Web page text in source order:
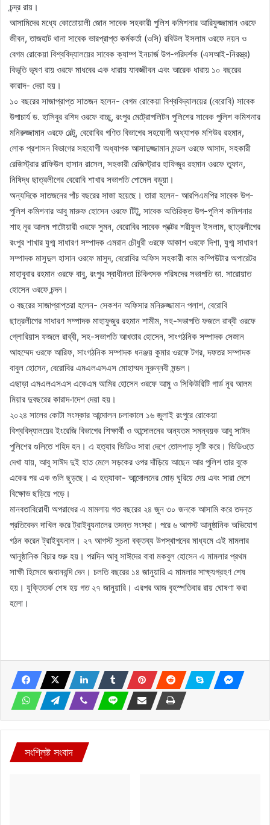
চন্দ্র রায়।
আসামিদের মধ্যে কোতোয়ালী জোন সাবেক সহকারী পুলিশ কমিশনার আরিফুজ্জামান ওরফে
জীবন, তাজহাট থানা সাবেক ভারপ্রাপ্ত কর্মকর্তা (ওসি) রবিউল ইসলাম ওরফে নয়ন ও
বেগম রোকেয়া বিশ্ববিদ্যালয়ের সাবেক ক্যাম্প ইনচার্জ উপ-পরিদর্শক (এসআই-নিরস্ত্র)
বিভূতি ভূষণ রায় ওরফে মাধবের এক ধারায় যাবজ্জীবন এবং আরেক ধারায় ১০ বছরের
কারাদ- দেয়া হয়।
১০ বছরের সাজাপ্রাপ্ত সাতজন হলেন- বেগম রোকেয়া বিশ্ববিদ্যালয়ের (বেরোবি) সাবেক
উপাচার্য ড. হাসিবুর রশিদ ওরফে বাচ্চু, রংপুর মেট্রোপলিটন পুলিশের সাবেক পুলিশ কমিশনার
মনিরুজ্জামান ওরফে বেল্টু, বেরোবির গণিত বিভাগের সহযোগী অধ্যাপক মশিউর রহমান,
লোক প্রশাসন বিভাগের সহযোগী অধ্যাপক আসাদুজ্জামান মন্ডল ওরফে আসাদ, সহকারী
রেজিস্ট্রার রাফিউল হাসান রাসেল, সহকারী রেজিস্ট্রার হাফিজুর রহমান ওরফে তুফান,
নিষিদ্ধ ছাত্রলীগের বেরোবি শাখার সভাপতি পোমেল বড়ুয়া।
অন্যদিকে সাতজনের পাঁচ বছরের সাজা হয়েছে। তারা হলেন- আরপিএমপির সাবেক উপ-
পুলিশ কমিশনার আবু মারুফ হোসেন ওরফে টিটু, সাবেক অতিরিক্ত উপ-পুলিশ কমিশনার
শাহ নূর আলম পাটোয়ারী ওরফে সুমন, বেরোবির সাবেক প্রক্টর শরীফুল ইসলাম, ছাত্রলীগের
রংপুর শাখার যুগ্ম সাধারণ সম্পাদক এমরান চৌধুরী ওরফে আকাশ ওরফে দিশা, যুগ্ম সাধারণ
সম্পাদক মাসুদুল হাসান ওরফে মাসুদ, বেরোবির অফিস সহকারী কাম কম্পিউটার অপারেটর
মাহাবুবার রহমান ওরফে বাবু, রংপুর স্বাধীনতা চিকিৎসক পরিষদের সভাপতি ডা. সারোয়াত
হোসেন ওরফে চন্দন।
৩ বছরের সাজাপ্রাপ্তরা হলেন- সেকশন অফিসার মনিরুজ্জামান পলাশ, বেরোবি
ছাত্রলীগের সাধারণ সম্পাদক মাহাফুজুর রহমান শামীম, সহ-সভাপতি ফজলে রাব্বী ওরফে
গ্লোরিয়াস ফজলে রাব্বী, সহ-সভাপতি আখতার হোসেন, সাংগঠনিক সম্পাদক সেজান
আহম্মেদ ওরফে আরিফ, সাংগঠনিক সম্পাদক ধনঞ্জয় কুমার ওরফে টগর, দফতর সম্পাদক
বাবুল হোসেন, বেরোবির এমএলএসএস মোহাম্মদ নুরুন্নবী মন্ডল।
এছাড়া এমএলএসএস একেএম আমির হোসেন ওরফে আমু ও সিকিউরিটি গার্ড নূর আলম
মিয়ার দুবছরের কারাদ-াদেশ দেয়া হয়।
২০২৪ সালের কোটা সংস্কার আন্দোলন চলাকালে ১৬ জুলাই রংপুরে রোকেয়া
বিশ্ববিদ্যালয়ের ইংরেজি বিভাগের শিক্ষার্থী ও আন্দোলনের অন্যতম সমন্বয়ক আবু সাঈদ
পুলিশের গুলিতে শহিদ হন। এ হত্যার ভিডিও সারা দেশে তোলপাড় সৃষ্টি করে। ভিডিওতে
দেখা যায়, আবু সাঈদ দুই হাত মেলে সড়কের ওপর দাঁড়িয়ে আছেন আর পুলিশ তার বুকে
একের পর এক গুলি ছুড়ছে। এ হত্যাকা- আন্দোলনের মোড় ঘুরিয়ে দেয় এবং সারা দেশে
বিক্ষোভ ছড়িয়ে পড়ে।
মানবতাবিরোধী অপরাধের এ মামলায় গত বছরের ২৪ জুন ৩০ জনকে আসামি করে তদন্ত
প্রতিবেদন দাখিল করে ট্রাইব্যুনালের তদন্ত সংস্থা। পরে ৬ আগস্ট আনুষ্ঠানিক অভিযোগ
গঠন করেন ট্রাইব্যুনাল। ২৭ আগস্ট সূচনা বক্তব্য উপস্থাপনের মাধ্যমে এই মামলার
আনুষ্ঠানিক বিচার শুরু হয়। পরদিন আবু সাঈদের বাবা মকবুল হোসেন এ মামলার প্রথম
সাক্ষী হিসেবে জবানবন্দি দেন। চলতি বছরের ১৪ জানুয়ারি এ মামলার সাক্ষ্যগ্রহণ শেষ
হয়। যুক্তিতর্ক শেষ হয় গত ২৭ জানুয়ারি। এরপর আজ বৃহস্পতিবার রায় ঘোষণা করা
হলো।
সংশ্লিষ্ট সংবাদ